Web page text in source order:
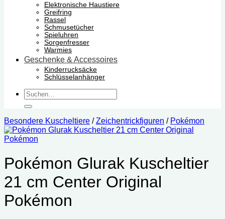
Elektronische Haustiere
Greifring
Rassel
Schmusetücher
Spieluhren
Sorgenfresser
Warmies
Geschenke & Accessoires
Kinderrucksäcke
Schlüsselanhänger
Suchen
nach:
Besondere Kuscheltiere / Zeichentrickfiguren / Pokémon
Pokémon Glurak Kuscheltier
21 cm Center Original
Pokémon